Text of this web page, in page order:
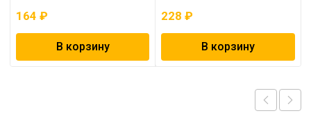
164 ₽
В корзину
228₽
В корзину